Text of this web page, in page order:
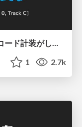
1 2.7k